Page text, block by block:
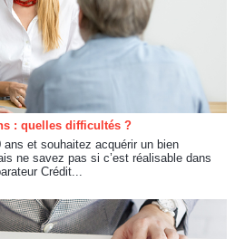
: quelles difficultés ?
ans et souhaitez acquérir un bien
ne savez pas si c’est réalisable dans
Crédit...